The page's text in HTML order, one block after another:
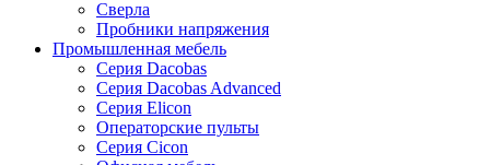
Сверла
Пробники напряжения
Промышленная мебель
Серия Dacobas
Серия Dacobas Advanced
Серия Elicon
Операторские пульты
Серия Cicon